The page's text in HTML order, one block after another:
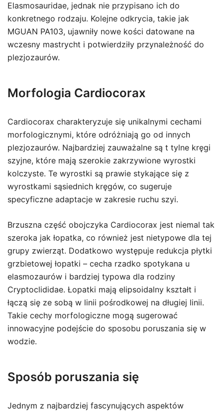
Elasmosauridae, jednak nie przypisano ich do
konkretnego rodzaju. Kolejne odkrycia, takie jak
MGUAN PA103, ujawniły nowe kości datowane na
wczesny mastrycht i potwierdziły przynależność do
plezjozaurów.
Morfologia Cardiocorax
Cardiocorax charakteryzuje się unikalnymi cechami
morfologicznymi, które odróżniają go od innych
plezjozaurów. Najbardziej zauważalne są t tylne kręgi
szyjne, które mają szerokie zakrzywione wyrostki
kolczyste. Te wyrostki są prawie stykające się z
wyrostkami sąsiednich kręgów, co sugeruje
specyficzne adaptacje w zakresie ruchu szyi.
Brzuszna część obojczyka Cardiocorax jest niemal tak
szeroka jak łopatka, co również jest nietypowe dla tej
grupy zwierząt. Dodatkowo występuje redukcja płytki
grzbietowej łopatki – cecha rzadko spotykana u
elasmozaurów i bardziej typowa dla rodziny
Cryptoclididae. Łopatki mają elipsoidalny kształt i
łączą się ze sobą w linii pośrodkowej na długiej linii.
Takie cechy morfologiczne mogą sugerować
innowacyjne podejście do sposobu poruszania się w
wodzie.
Sposób poruszania się
Jednym z najbardziej fascynujących aspektów